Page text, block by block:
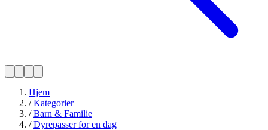
Hjem
/Kategorier
/Barn & Familie
/Dyrepasser for en dag